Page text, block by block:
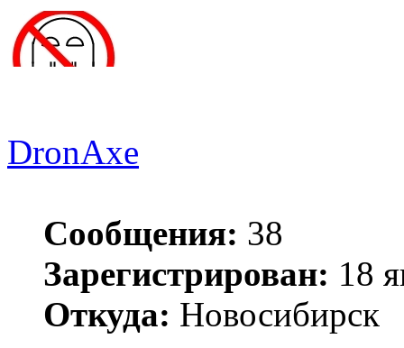
DronAxe
Сообщения: 38
Зарегистрирован: 18
Откуда: Новосибирск